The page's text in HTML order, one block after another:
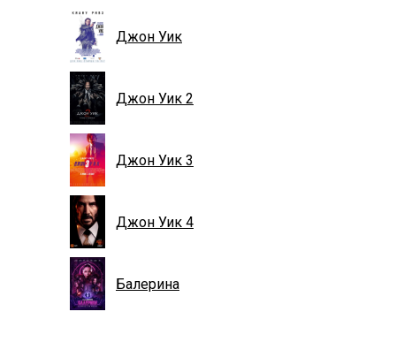
Джон Уик
Джон Уик 2
Джон Уик 3
Джон Уик 4
Балерина